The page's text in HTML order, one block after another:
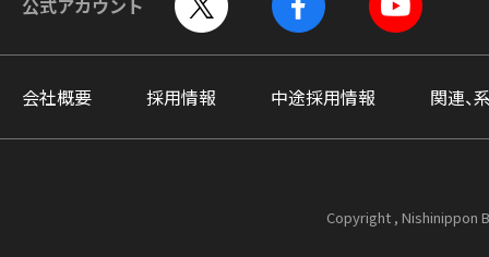
公式アカウント
会社概要 採用情報 中途採用情報 関連、
Copyright , Nishinippon